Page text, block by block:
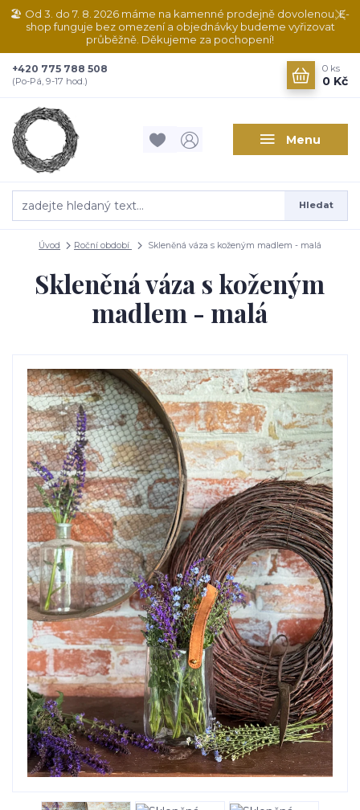
🏖️ Od 3. do 7. 8. 2026 máme na kamenné prodejně dovolenou. E-
shop funguje bez omezení a objednávky budeme vyřizovat
průběžně. Děkujeme za pochopení!
Menu
Hledat
+420 775 788 508
(Po-Pá, 9-17 hod.)
0 ks
0 Kč
Úvod Roční období Skleněná váza s koženým madlem - malá
Skleněná váza s koženým
madlem - malá